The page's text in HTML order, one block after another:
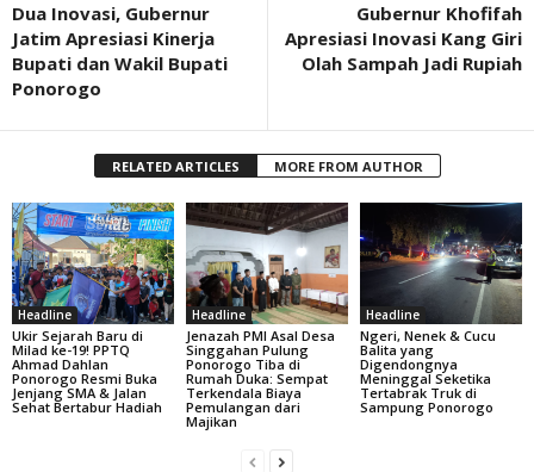
Dua Inovasi, Gubernur
Jatim Apresiasi Kinerja
Bupati dan Wakil Bupati
Ponorogo
Gubernur Khofifah
Apresiasi Inovasi Kang Giri
Olah Sampah Jadi Rupiah
RELATED ARTICLES MORE FROM AUTHOR
Headline
Ukir Sejarah Baru di
Milad ke-19! PPTQ
Ahmad Dahlan
Ponorogo Resmi Buka
Jenjang SMA & Jalan
Sehat Bertabur Hadiah
Headline
Jenazah PMI Asal Desa
Singgahan Pulung
Ponorogo Tiba di
Rumah Duka: Sempat
Terkendala Biaya
Pemulangan dari
Majikan
Headline
Ngeri, Nenek & Cucu
Balita yang
Digendongnya
Meninggal Seketika
Tertabrak Truk di
Sampung Ponorogo